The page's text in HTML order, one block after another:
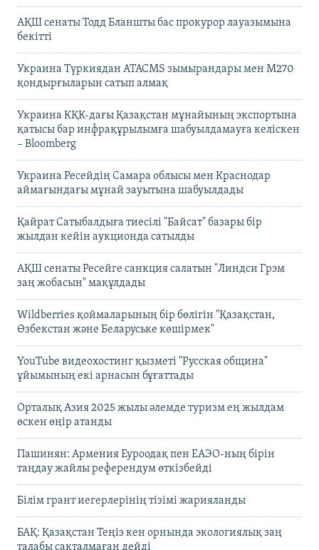
АҚШ сенаты Тодд Бланшты бас прокурор лауазымына
бекітті
Украина Түркиядан ATACMS зымырандары мен M270
қондырғыларын сатып алмақ
Украина КҚК-дағы Қазақстан мұнайының экспортына
қатысы бар инфрақұрылымға шабуылдамауға келіскен
– Bloomberg
Украина Ресейдің Самара облысы мен Краснодар
аймағындағы мұнай зауытына шабуылдады
Қайрат Сатыбалдыға тиесілі "Байсат" базары бір
жылдан кейін аукционда сатылды
АҚШ сенаты Ресейге санкция салатын "Линдси Грэм
заң жобасын" мақұлдады
Wildberries қоймаларының бір бөлігін "Қазақстан,
Өзбекстан және Беларуське көшірмек"
YouTube видеохостинг қызметі "Русская община"
ұйымының екі арнасын бұғаттады
Орталық Азия 2025 жылы әлемде туризм ең жылдам
өскен өңір атанды
Пашинян: Армения Еуроодақ пен ЕАЭО-ның бірін
таңдау жайлы референдум өткізбейді
Білім грант иегерлерінің тізімі жарияланды
БАҚ: Қазақстан Теңіз кен орнында экологиялық заң
талабы сақталмаған дейді